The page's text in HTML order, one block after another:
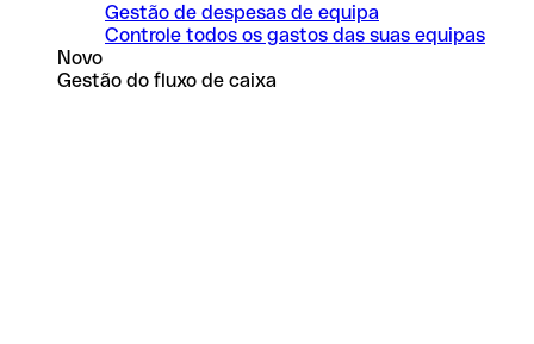
Gestão de despesas de equipa
Controle todos os gastos das suas equipas
Novo
Gestão do fluxo de caixa